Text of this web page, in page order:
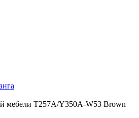
мебели T257A/Y350A-W53 Brown